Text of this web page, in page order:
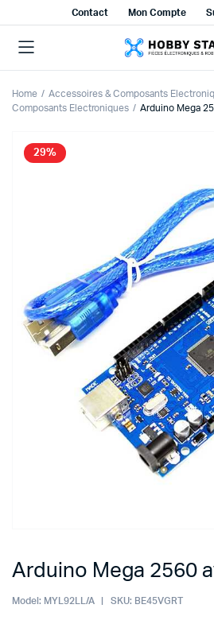
Contact Mon Compte
Home
Accessoires & Composants
Composants Electroniques
Arduino Mega
29%
Arduino Mega 2560
Model: MYL92LL/A SKU: BE45VGRT